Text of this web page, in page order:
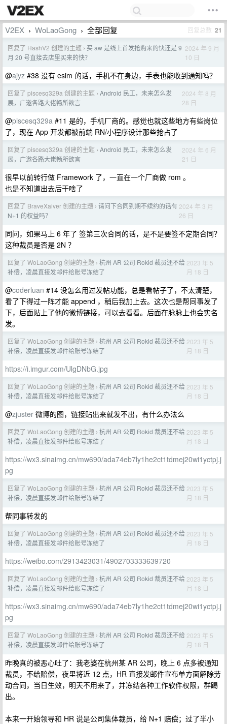
V2EX › WoLaoGong › 全部回复 回复总数 21
回复了 HashV2 创建的主题 › 买 aw 是线上首发抢购来的快还是 9
月 20 号直接去店里买来的快？
2024 年 9 月
10 日
@ajyz #38 没有 esim 的话，手机不在身边，手表也能收到通知吗？
回复了 piscesq329a 创建的主题 › Android 民工，未来怎么发
展，广邀各路大佬畅所欲言
2024 年 8 月
28 日
@piscesq329a #11 是的，手机厂商的。感觉也就这些地方有些岗位
了，现在 App 开发都被前端 RN/小程序设计那些抢占了
回复了 piscesq329a 创建的主题 › Android 民工，未来怎么发
展，广邀各路大佬畅所欲言
2024 年 6 月
21 日
很早以前转行做 Framework 了，一直在一个厂商做 rom 。
也是不知道出去后干啥了
回复了 BraveXaiver 创建的主题 › 请问下合同到期不续约的话有
N+1 的权益吗？
2024 年 3 月
26 日
同问，如果马上 6 年了 签第三次合同的话，是不是要签不定期合同？
这种裁员是否是 2N ？
回复了 WoLaoGong 创建的主题 › 杭州 AR 公司 Rokid 裁员还不给
补偿，凌晨直接发邮件给账号冻结了
2023 年 5
月 18 日
@coderluan #14 没怎么用过发帖功能，总是看帖子了，不太清楚，
看了下得过一阵才能 append ，稍后我加上去。这次也是帮同事发了
下，后面贴上了他的微博链接，可以去看看。后面在脉脉上也会实名
发。
回复了 WoLaoGong 创建的主题 › 杭州 AR 公司 Rokid 裁员还不给
补偿，凌晨直接发邮件给账号冻结了
2023 年 5
月 18 日
https://i.imgur.com/UlgDNbG.jpg
回复了 WoLaoGong 创建的主题 › 杭州 AR 公司 Rokid 裁员还不给
补偿，凌晨直接发邮件给账号冻结了
2023 年 5
月 18 日
@zjuster 微博的图，链接贴出来就发不出，有什么办法么
回复了 WoLaoGong 创建的主题 › 杭州 AR 公司 Rokid 裁员还不给
补偿，凌晨直接发邮件给账号冻结了
2023 年 5
月 18 日
https://wx3.sinaimg.cn/mw690/ada74eb7ly1he2ct1tdmej20wi1yctpj.j
pg
回复了 WoLaoGong 创建的主题 › 杭州 AR 公司 Rokid 裁员还不给
补偿，凌晨直接发邮件给账号冻结了
2023 年 5
月 18 日
帮同事转发的
回复了 WoLaoGong 创建的主题 › 杭州 AR 公司 Rokid 裁员还不给
补偿，凌晨直接发邮件给账号冻结了
2023 年 5
月 18 日
https://weibo.com/2913423031/4902703333639720
回复了 WoLaoGong 创建的主题 › 杭州 AR 公司 Rokid 裁员还不给
补偿，凌晨直接发邮件给账号冻结了
2023 年 5
月 18 日
https://wx3.sinaimg.cn/mw690/ada74eb7ly1he2ct1tdmej20wi1yctpj.j
pg
回复了 WoLaoGong 创建的主题 › 杭州 AR 公司 Rokid 裁员还不给
补偿，凌晨直接发邮件给账号冻结了
2023 年 5
月 18 日
昨晚真的被恶心吐了：我老婆在杭州某 AR 公司，晚上 6 点多被通知
裁员，不给赔偿，夜里将近 12 点，HR 直接发邮件宣布单方面解除劳
动合同，当日生效，明天不用来了，并冻结各种工作软件权限，群踢
出。
本来一开始领导和 HR 说是公司集体裁员，给 N+1 赔偿；过了半小